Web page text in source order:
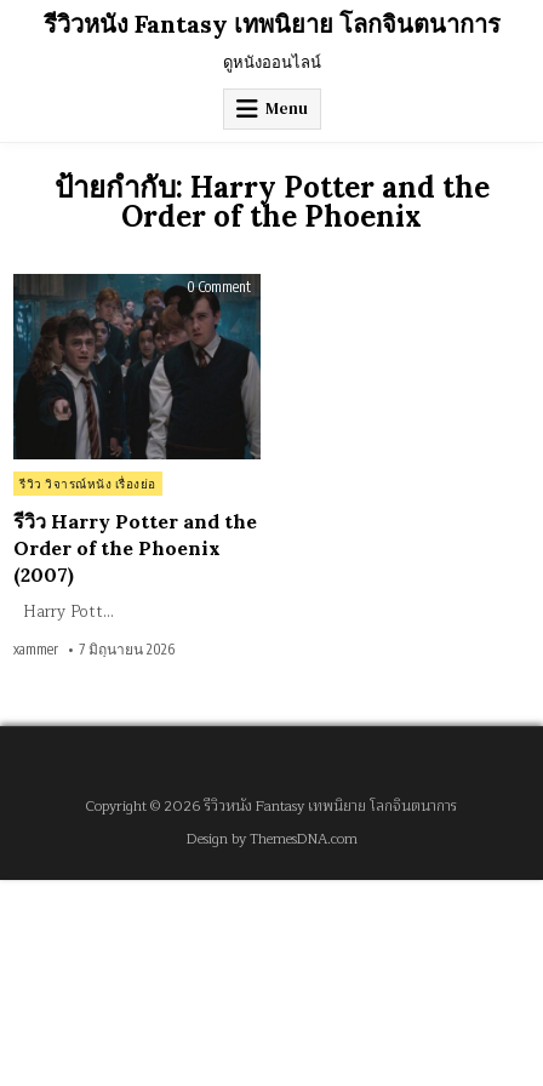
รีวิวหนัง Fantasy เทพนิยาย โลกจินตนาการ
ดูหนังออนไลน์
Menu
ป้ายกำกับ: Harry Potter and the
Order of the Phoenix
0 Commenton
รีวิว
the
Order
(2007)
Posted
in
รีวิว วิจารณ์หนัง เรื่องย่อ
รีวิว Harry Potter and the
Order of the Phoenix
(2007)
Harry Pott…
xammer 7 มิถุนายน 2026
Copyright © 2026 รีวิวหนัง Fantasy เทพนิยาย โลกจินตนาการ
Design by ThemesDNA.com